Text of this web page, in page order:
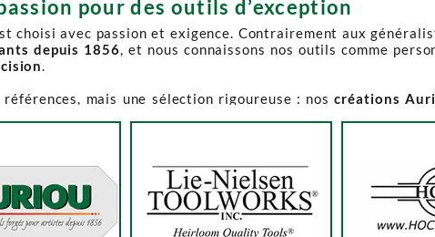
pour des outils d’exception
choisi avec passion et exigence. Contrairement aux
depuis 1856, et nous connaissons nos outils comme
.
mais une sélection rigoureuse : noscréations
activement à son réapprovisionnement. Les délais